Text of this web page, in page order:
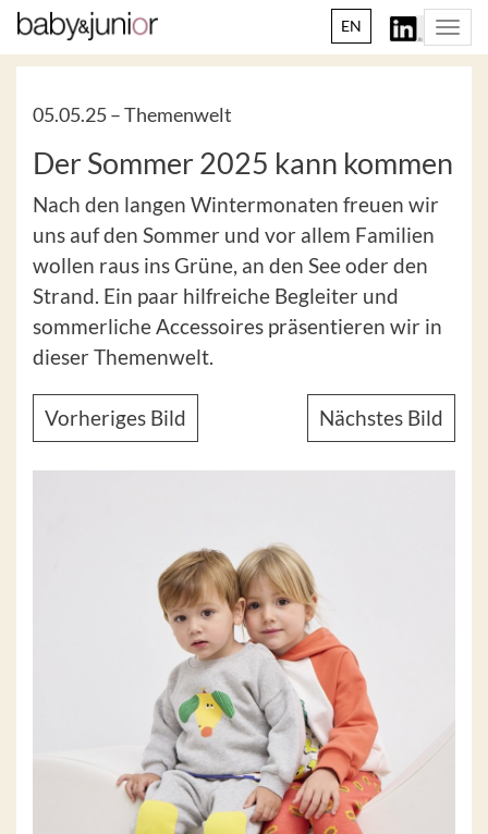
EN
05.05.25 –Themenwelt
Der Sommer 2025 kann kommen
Nach den langen Wintermonaten freuen wir
uns auf den Sommer und vor allem Familien
wollen raus ins Grüne, an den See oder den
Strand. Ein paar hilfreiche Begleiter und
sommerliche Accessoires präsentieren wir in
dieser Themenwelt.
Vorheriges Bild Nächstes Bild